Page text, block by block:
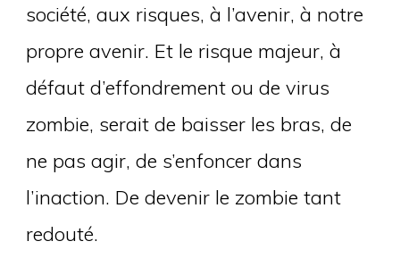
société, aux risques, à l’avenir, à notre
propre avenir. Et le risque majeur, à
défaut d’effondrement ou de virus
zombie, serait de baisser les bras, de
ne pas agir, de s’enfoncer dans
l’inaction. De devenir le zombie tant
redouté.